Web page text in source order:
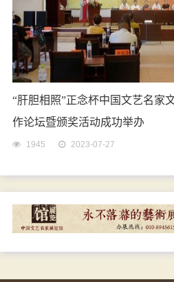
“肝胆相照”正念杯中国文艺名家
作论坛暨颁奖活动成功举办
1945 2023-07-27